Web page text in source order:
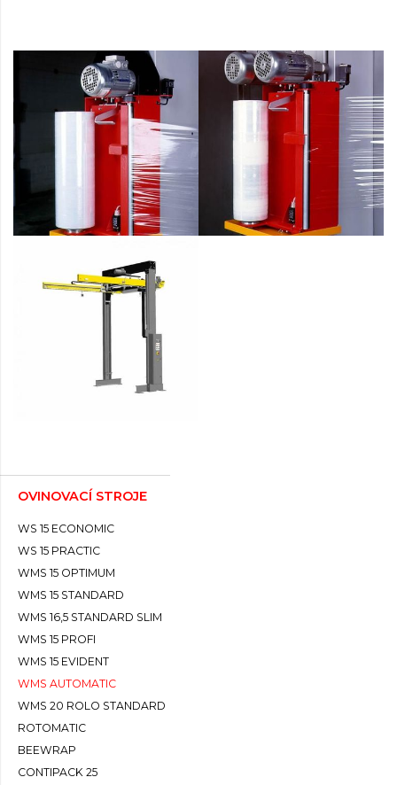
OVINOVACÍ STROJE
WS 15 ECONOMIC
WS 15 PRACTIC
WMS 15 OPTIMUM
WMS 15 STANDARD
WMS 16,5 STANDARD SLIM
WMS 15 PROFI
WMS 15 EVIDENT
WMS AUTOMATIC
WMS 20 ROLO STANDARD
ROTOMATIC
BEEWRAP
CONTIPACK 25